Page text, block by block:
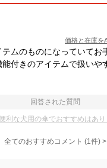
価格と在庫を
ムのものになっていてお
付きのアイテムで扱いや
回答された質問
利な犬用の傘でおすすめはあり
全てのおすすめコメント (1件) >